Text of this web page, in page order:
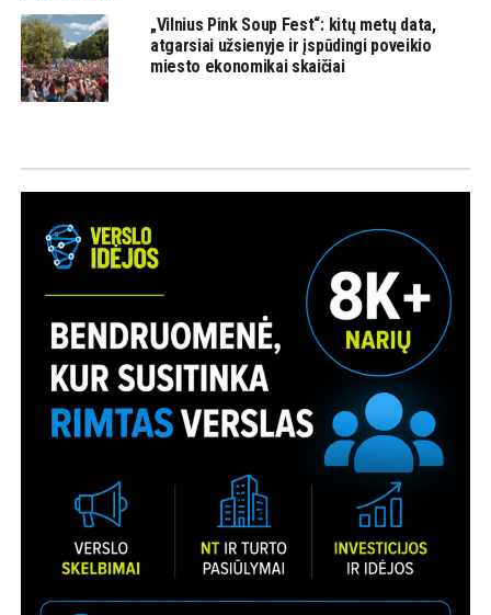
„Vilnius Pink Soup Fest“: kitų metų data,
atgarsiai užsienyje ir įspūdingi poveikio
miesto ekonomikai skaičiai